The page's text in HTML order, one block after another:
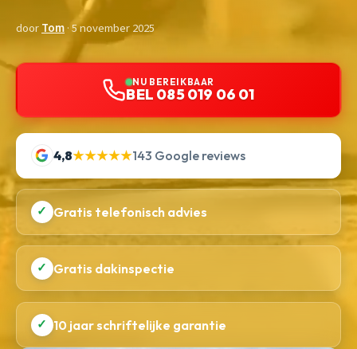
doorTom· 5 november 2025
NU BEREIKBAAR
BEL 085 019 06 01
4,8★★★★★143 Google reviews
✓ Gratis telefonisch advies
✓ Gratis dakinspectie
✓ 10 jaar schriftelijke garantie